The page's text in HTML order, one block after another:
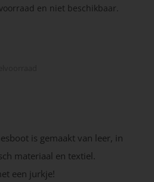
en niet beschikbaar.
is gemaakt van leer, in
materiaal en textiel.
een jurkje!